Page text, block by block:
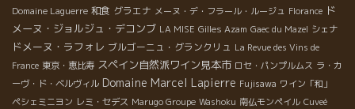
Domaine Laguerre 和食 グラエナ メーヌ・デ・フラール・ルージュ Florance ド
メーヌ・ジョルジュ・デコンブ LA MISE Gilles Azam Gaec du Mazel シェナ
ドメーヌ・ラフォレ ブルゴーニュ・グランクリュ La Revue des Vins de
France 東京・恵比寿 スペイン自然派ワイン見本市 ロセ・パンプルムス ラ・カ
ーヴ・ド・ベルヴィル Domaine Marcel Lapierre Fujisawa ワイン「和」
ペシェミニヨン レミ・セデス Marugo Groupe Washoku 南仏モンペイル Cuveé